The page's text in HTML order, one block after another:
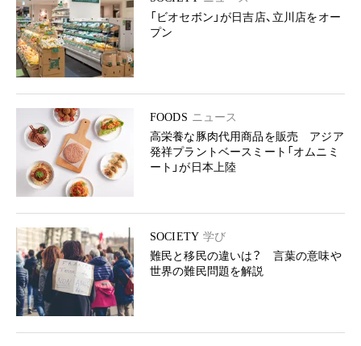
「ビオセボン」が日吉店、立川店をオー
プン
FOODS ニュース
高栄養な豚肉代用商品を販売 アジア
発祥プラントベースミート「オムニミ
ート」が日本上陸
SOCIETY 学び
難民と移民の違いは？ 言葉の意味や
世界の難民問題を解説